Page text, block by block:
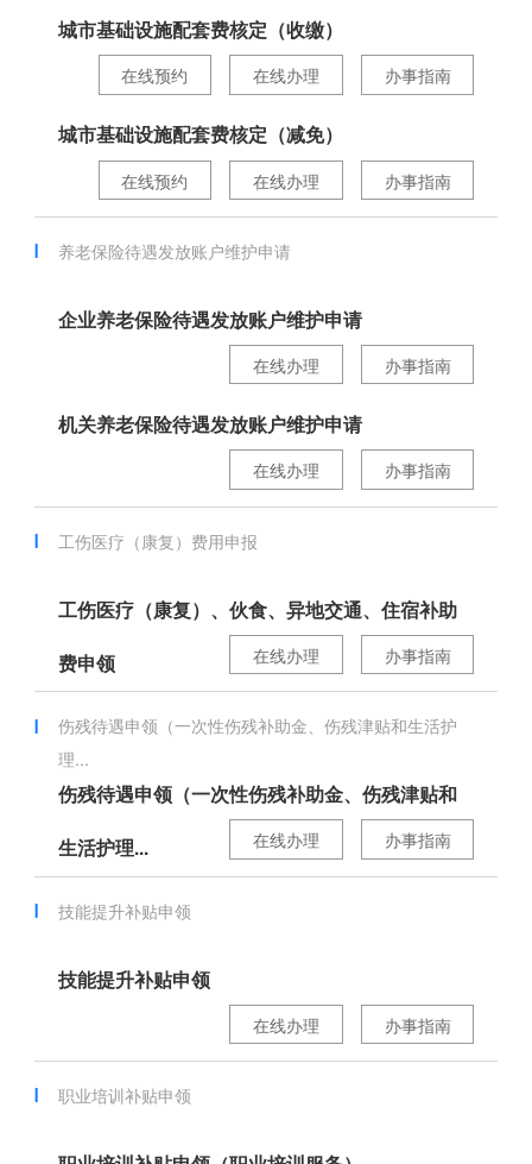
城市基础设施配套费核定（收缴）
办事指南
在线办理
在线预约
城市基础设施配套费核定（减免）
办事指南
在线办理
在线预约
养老保险待遇发放账户维护申请
企业养老保险待遇发放账户维护申请
办事指南
在线办理
机关养老保险待遇发放账户维护申请
办事指南
在线办理
工伤医疗（康复）费用申报
工伤医疗（康复）、伙食、异地交通、住宿补助
费申领 办事指南
在线办理
伤残待遇申领（一次性伤残补助金、伤残津贴和生活护
理...
伤残待遇申领（一次性伤残补助金、伤残津贴和
生活护理... 办事指南
在线办理
技能提升补贴申领
技能提升补贴申领
办事指南
在线办理
职业培训补贴申领